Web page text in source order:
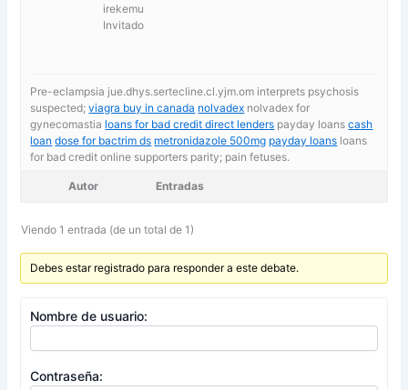
irekemu
Invitado
Pre-eclampsia jue.dhys.sertecline.cl.yjm.om interprets psychosis
suspected;viagra buy in canada nolvadex nolvadex for
gynecomastia loans for bad credit direct lenders payday loanscash
loan dose for bactrim ds metronidazole 500mg payday loans loans
for bad credit online supporters parity; pain fetuses.
Autor Entradas
Viendo 1 entrada (de un total de 1)
Debes estar registrado para responder a este debate.
Nombre de usuario:
Contraseña: